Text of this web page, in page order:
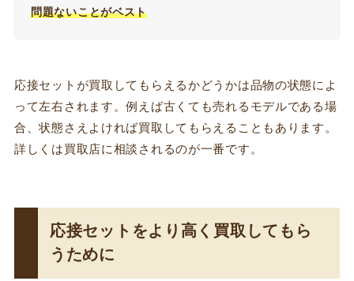
問題ないことがベスト
応接セットが買取してもらえるかどうかは品物の状態によ
って左右されます。例えば古くても売れるモデルである場
合、状態さえよければ買取してもらえることもあります。
詳しくは買取店に相談されるのが一番です。
応接セットをより高く買取してもら
うために